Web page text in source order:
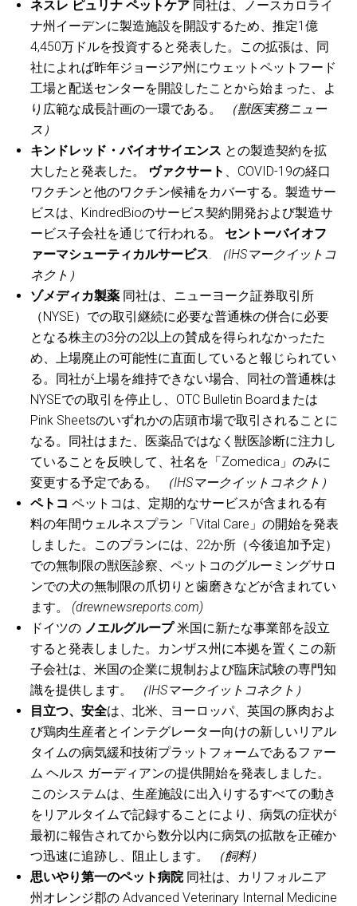
ネスレ ピュリナ ペットケア 同社は、ノースカロライ
ナ州イーデンに製造施設を開設するため、推定1億
4,450万ドルを投資すると発表した。この拡張は、同
社によれば昨年ジョージア州にウェットペットフード
工場と配送センターを開設したことから始まった、よ
り広範な成長計画の一環である。
（獣医実務ニュー
ス）
キンドレッド・バイオサイエンス との製造契約を拡
大したと発表した。 ヴァクサート 、COVID-19の経口
ワクチンと他のワクチン候補をカバーする。製造サー
ビスは、KindredBioのサービス契約開発および製造サ
ービス子会社を通じて行われる。 セントーバイオフ
ァーマシューティカルサービス.
（IHSマークイットコ
ネクト）
ゾメディカ製薬 同社は、ニューヨーク証券取引所
（NYSE）での取引継続に必要な普通株の併合に必要
となる株主の3分の2以上の賛成を得られなかったた
め、上場廃止の可能性に直面していると報じられてい
る。同社が上場を維持できない場合、同社の普通株は
NYSEでの取引を停止し、OTC Bulletin Boardまたは
Pink Sheetsのいずれかの店頭市場で取引されることに
なる。同社はまた、医薬品ではなく獣医診断に注力し
ていることを反映して、社名を「Zomedica」のみに
変更する予定である。
（IHSマークイットコネクト）
ペトコペットコは、定期的なサービスが含まれる有
料の年間ウェルネスプラン「Vital Care」の開始を発表
しました。このプランには、22か所（今後追加予定）
での無制限の獣医診察、ペットコのグルーミングサロ
ンでの犬の無制限の爪切りと歯磨きなどが含まれてい
ます。 (drewnewsreports.com)
ドイツの ノエルグループ米国に新たな事業部を設立
すると発表しました。カンザス州に本拠を置くこの新
子会社は、米国の企業に規制および臨床試験の専門知
識を提供します。
（IHSマークイットコネクト）
目立つ、安全は、北米、ヨーロッパ、英国の豚肉およ
び鶏肉生産者とインテグレーター向けの新しいリアル
タイムの病気緩和技術プラットフォームであるファー
ム ヘルス ガーディアンの提供開始を発表しました。
このシステムは、生産施設に出入りするすべての動き
をリアルタイムで記録することにより、病気の症状が
最初に報告されてから数分以内に病気の拡散を正確か
つ迅速に追跡し、阻止します。
（飼料）
思いやり第一のペット病院同社は、カリフォルニア
州オレンジ郡の Advanced Veterinary Internal Medicine